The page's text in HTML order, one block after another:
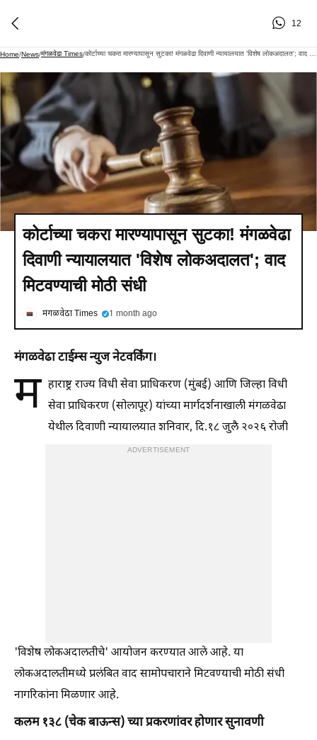
12
Home/News/मंगळवेढा Times/
कोर्टाच्या चकरा मारण्यापासून सुटका! मंगळवेढा
दिवाणी न्यायालयात 'विशेष लोकअदालत'; वाद
मिटवण्याची मोठी संधी
मंगळवेढा Times 1 month ago
मंगळवेढा टाईम्स न्युज नेटवर्किंग।
म हाराष्ट्र राज्य विधी सेवा प्राधिकरण (मुंबई) आणि जिल्हा विधी
सेवा प्राधिकरण (सोलापूर) यांच्या मार्गदर्शनाखाली मंगळवेढा
येथील दिवाणी न्यायालयात शनिवार, दि.१८ जुलै २०२६ रोजी
ADVERTISEMENT
'विशेष लोकअदालतीचे' आयोजन करण्यात आले आहे. या
लोकअदालतीमध्ये प्रलंबित वाद सामोपचाराने मिटवण्याची मोठी संधी
नागरिकांना मिळणार आहे.
कलम १३८ (चेक बाऊन्स) च्या प्रकरणांवर होणार सुनावणी